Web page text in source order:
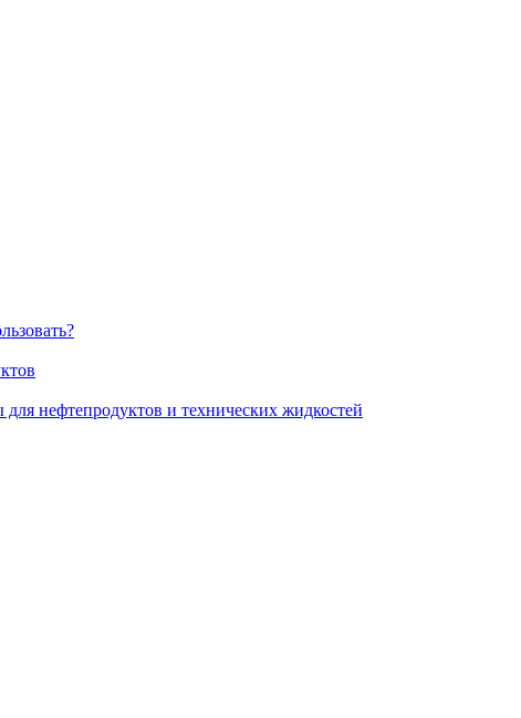
нефтепродуктов и технических жидкостей